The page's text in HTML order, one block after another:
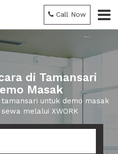
Call Now
di Tamansari
Masak
untuk demo masak
melalui XWORK